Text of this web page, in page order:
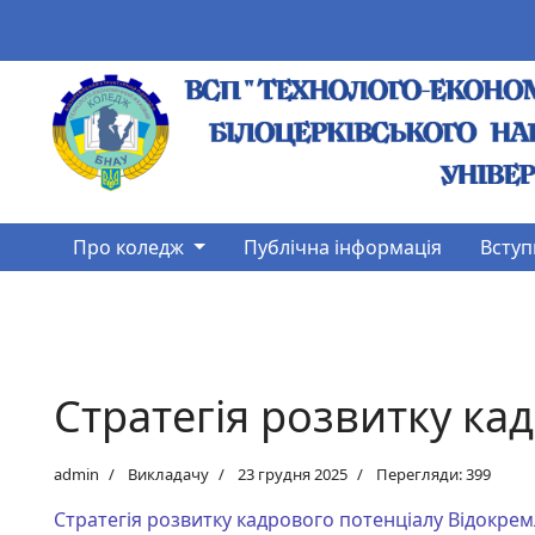
Про коледж Публічна інформація
Стратегія розвитку
admin Викладачу 23 грудня 2025 Перегляди: 399
Стратегія розвитку кадрового потенціалу